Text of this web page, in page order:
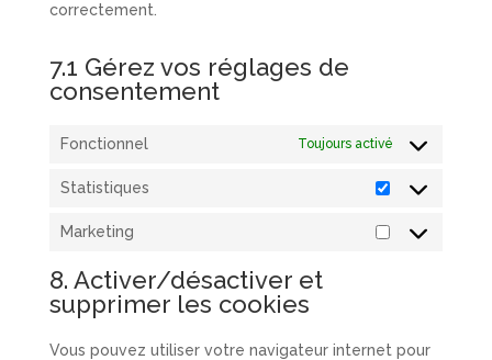
correctement.
7.1 Gérez vos réglages de
consentement
Fonctionnel Toujours activé
Statistiques
Statistiques
Marketing
Marketing
8. Activer/désactiver et
supprimer les cookies
Vous pouvez utiliser votre navigateur internet pour